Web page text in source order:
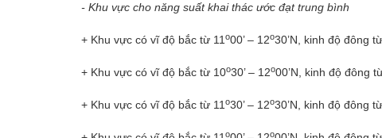
- Khu vực cho năng suất khai thác ước đạt trung bình
+ Khu vực có vĩ độ bắc từ 11 o00’ – 12o30’N, kinh độ đông
+ Khu vực có vĩ độ bắc từ 10o30’ – 12o00’N, kinh độ đông
+ Khu vực có vĩ độ bắc từ 11 o30’ – 12o30’N, kinh độ đông
o o